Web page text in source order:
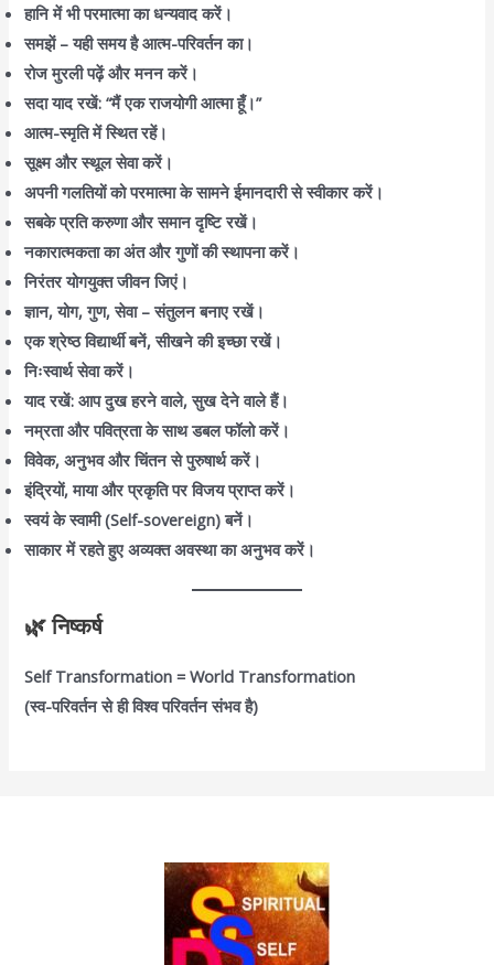
हानि में भी परमात्मा का धन्यवाद करें।
समझें – यही समय है आत्म-परिवर्तन का।
रोज मुरली पढ़ें और मनन करें।
सदा याद रखें: “मैं एक राजयोगी आत्मा हूँ।”
आत्म-स्मृति में स्थित रहें।
सूक्ष्म और स्थूल सेवा करें।
अपनी गलतियों को परमात्मा के सामने ईमानदारी से स्वीकार करें।
सबके प्रति करुणा और समान दृष्टि रखें।
नकारात्मकता का अंत और गुणों की स्थापना करें।
निरंतर योगयुक्त जीवन जिएं।
ज्ञान, योग, गुण, सेवा – संतुलन बनाए रखें।
एक श्रेष्ठ विद्यार्थी बनें, सीखने की इच्छा रखें।
निःस्वार्थ सेवा करें।
याद रखें: आप दुख हरने वाले, सुख देने वाले हैं।
नम्रता और पवित्रता के साथ डबल फॉलो करें।
विवेक, अनुभव और चिंतन से पुरुषार्थ करें।
इंद्रियों, माया और प्रकृति पर विजय प्राप्त करें।
स्वयं के स्वामी (Self-sovereign) बनें।
साकार में रहते हुए अव्यक्त अवस्था का अनुभव करें।
🌿 निष्कर्ष
Self Transformation = World Transformation
(स्व-परिवर्तन से ही विश्व परिवर्तन संभव है)